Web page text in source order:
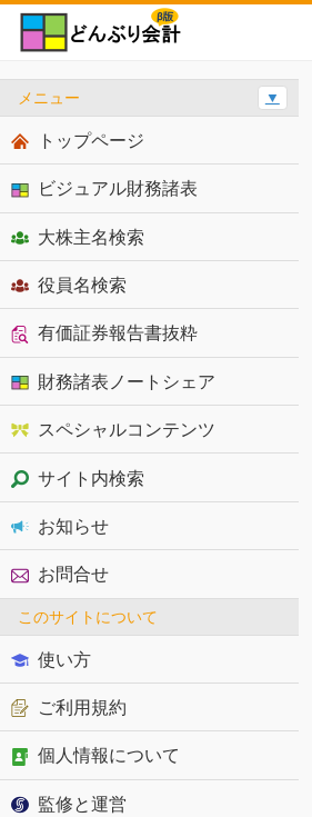
メニュー ▼
トップページ
ビジュアル財務諸表
大株主名検索
役員名検索
有価証券報告書抜粋
財務諸表ノートシェア
スペシャルコンテンツ
サイト内検索
お知らせ
お問合せ
このサイトについて
使い方
ご利用規約
個人情報について
監修と運営